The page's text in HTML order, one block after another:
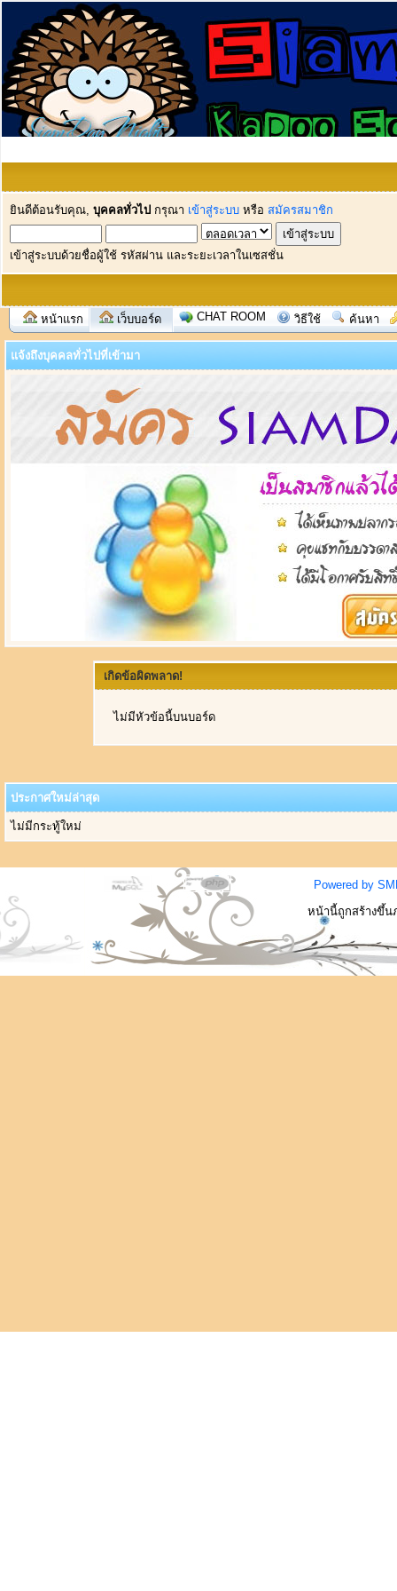
ยินดีต้อนรับคุณ, บุคคลทั่วไป กรุณา เข้าสู่ระบบ หรือ สมัครสมาชิก
เข้าสู่ระบบด้วยชื่อผู้ใช้ รหัสผ่าน และระยะเวลาในเซสชั่น
หน้าแรก เว็บบอร์ด CHAT ROOM วิธีใช้ ค้นหา
แจ้งถึงบุคคลทั่วไปที่เข้ามา
เกิดข้อผิดพลาด!
ไม่มีหัวข้อนี้บนบอร์ด
ประกาศใหม่ล่าสุด
ไม่มีกระทู้ใหม่
Powered by
หน้านี้ถูกสร้างขึ้น